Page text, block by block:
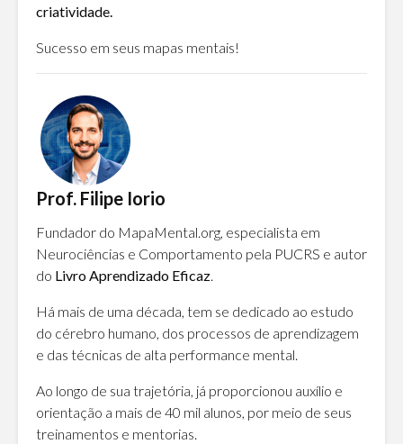
criatividade.
Sucesso em seus mapas mentais!
Prof. Filipe Iorio
Fundador do MapaMental.org, especialista em
Neurociências e Comportamento pela PUCRS e autor
do Livro Aprendizado Eficaz.
Há mais de uma década, tem se dedicado ao estudo
do cérebro humano, dos processos de aprendizagem
e das técnicas de alta performance mental.
Ao longo de sua trajetória, já proporcionou auxílio e
orientação a mais de 40 mil alunos, por meio de seus
treinamentos e mentorias.